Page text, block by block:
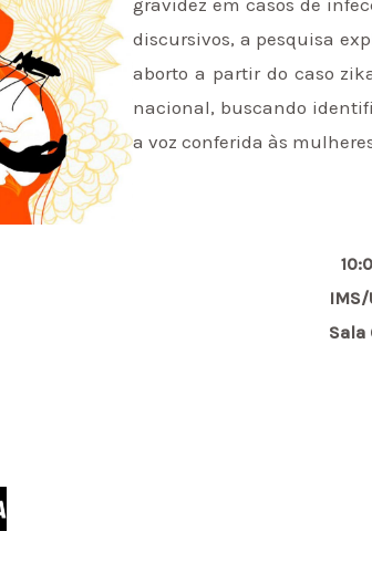
discursivos, a pesquisa
aborto a partir do caso
nacional, buscando
a voz conferida às
IMS/
Sala